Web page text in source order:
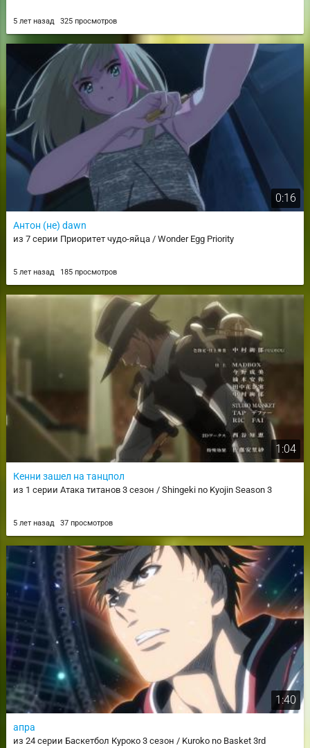
5 лет назад 325 просмотров
0:16
Антон (не) dawn
из 7 серии Приоритет чудо-яйца / Wonder Egg Priority
5 лет назад 185 просмотров
1:04
Кенни зашел на танцпол
из 1 серии Атака титанов 3 сезон / Shingeki no Kyojin Season 3
5 лет назад 37 просмотров
1:40
апра
из 24 серии Баскетбол Куроко 3 сезон / Kuroko no Basket 3rd